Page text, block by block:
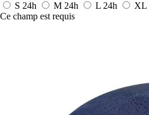
S 24h M 24h L 24h XL
Ce champ est requis